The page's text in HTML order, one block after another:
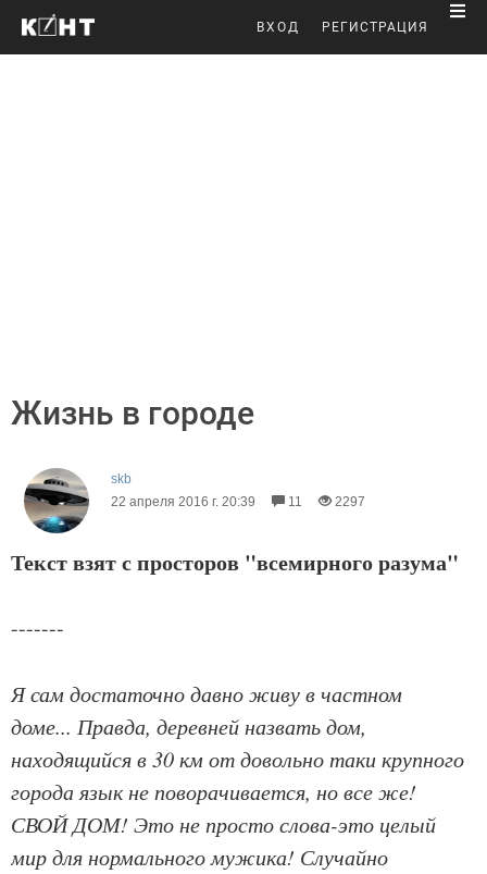
ВХОД РЕГИСТРАЦИЯ
Жизнь в городе
skb
22 апреля 2016 г. 20:39
11 2297
Текст взят с просторов "всемирного разума"
-------
Я сам достаточно давно живу в частном
доме... Правда, деревней назвать дом,
находящийся в 30 км от довольно таки крупного
города язык не поворачивается, но все же!
СВОЙ ДОМ! Это не просто слова-это целый
мир для нормального мужика! Случайно